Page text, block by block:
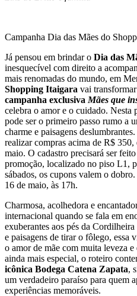
Campanha Dia das Mães do
Já pensou em brindar o Dia das
inesquecível com direito a
mais renomadas do mundo, em
Shopping Itaigara vai
campanha exclusiva Mães que
celebra o amor e o cuidado. Nesta
pode ser o primeiro passo rumo a
charme e paisagens
realizar compras acima de R$
maio. O cadastro precisará ser
promoção, localizado no piso L1,
sábados, os cupons valem o
16 de maio, às 17h.
Charmosa, acolhedora e
internacional quando se fala em
exuberantes aos pés da
e paisagens de tirar o fôlego, essa
o amor de mãe com muita leveza
ainda mais especial, o roteiro
icônica Bodega Catena Zapata,
um verdadeiro paraíso para quem
experiências memoráveis.